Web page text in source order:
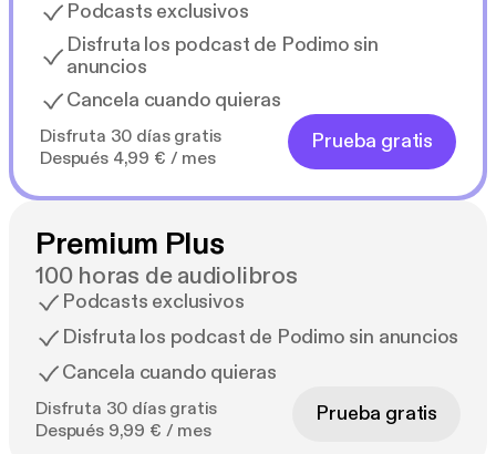
Podcasts exclusivos
Disfruta los podcast de Podimo sin
anuncios
Cancela cuando quieras
Disfruta 30 días gratis
Después 4,99 € / mes
Prueba gratis
Premium Plus
100 horas de audiolibros
Podcasts exclusivos
Disfruta los podcast de Podimo sin anuncios
Cancela cuando quieras
Disfruta 30 días gratis
Después 9,99 € / mes
Prueba gratis